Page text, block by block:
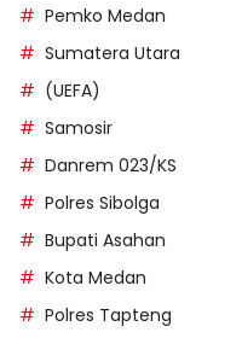
Pemko Medan
Sumatera Utara
(UEFA)
Samosir
Danrem 023/KS
Polres Sibolga
Bupati Asahan
Kota Medan
Polres Tapteng